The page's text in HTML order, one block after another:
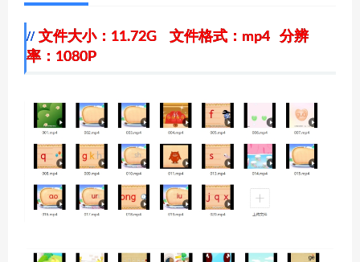
文件大小：11.72G 文件格式：mp4 分辨
率：1080P